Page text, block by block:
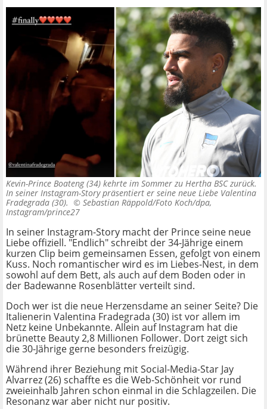
Kevin-Prince Boateng (34) kehrte im Sommer zu Hertha BSC zurück.
In seiner Instagram-Story präsentiert er seine neue Liebe Valentina
Fradegrada (30). © Sebastian Räppold/Foto Koch/dpa,
Instagram/prince27
In seiner Instagram-Story macht der Prince seine neue
Liebe offiziell. "Endlich" schreibt der 34-Jährige einem
kurzen Clip beim gemeinsamen Essen, gefolgt von einem
Kuss. Noch romantischer wird es im Liebes-Nest, in dem
sowohl auf dem Bett, als auch auf dem Boden oder in
der Badewanne Rosenblätter verteilt sind.
Doch wer ist die neue Herzensdame an seiner Seite? Die
Italienerin Valentina Fradegrada (30) ist vor allem im
Netz keine Unbekannte. Allein auf Instagram hat die
brünette Beauty 2,8 Millionen Follower. Dort zeigt sich
die 30-Jährige gerne besonders freizügig.
Während ihrer Beziehung mit Social-Media-Star Jay
Alvarrez (26) schaffte es die Web-Schönheit vor rund
zweieinhalb Jahren schon einmal in die Schlagzeilen. Die
Resonanz war aber nicht nur positiv.